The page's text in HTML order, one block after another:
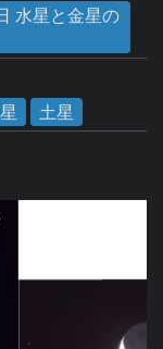
水星と金星の
土星